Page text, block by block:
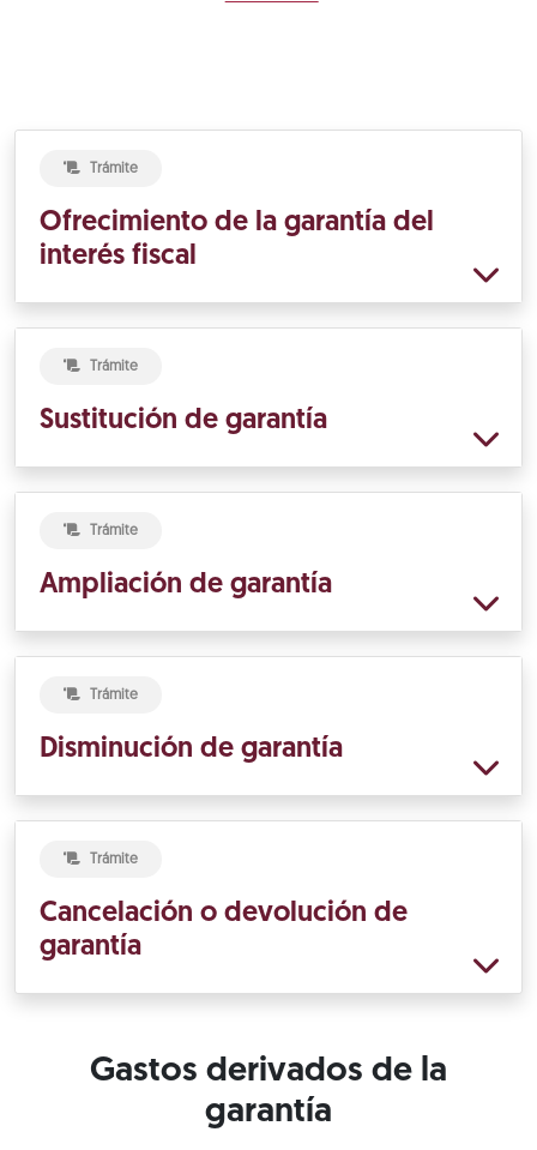
Trámite
Ofrecimiento de la garantía del
interés fiscal
Trámite
Sustitución de garantía
Trámite
Ampliación de garantía
Trámite
Disminución de garantía
Trámite
Cancelación o devolución de
garantía
Gastos derivados de la
garantía